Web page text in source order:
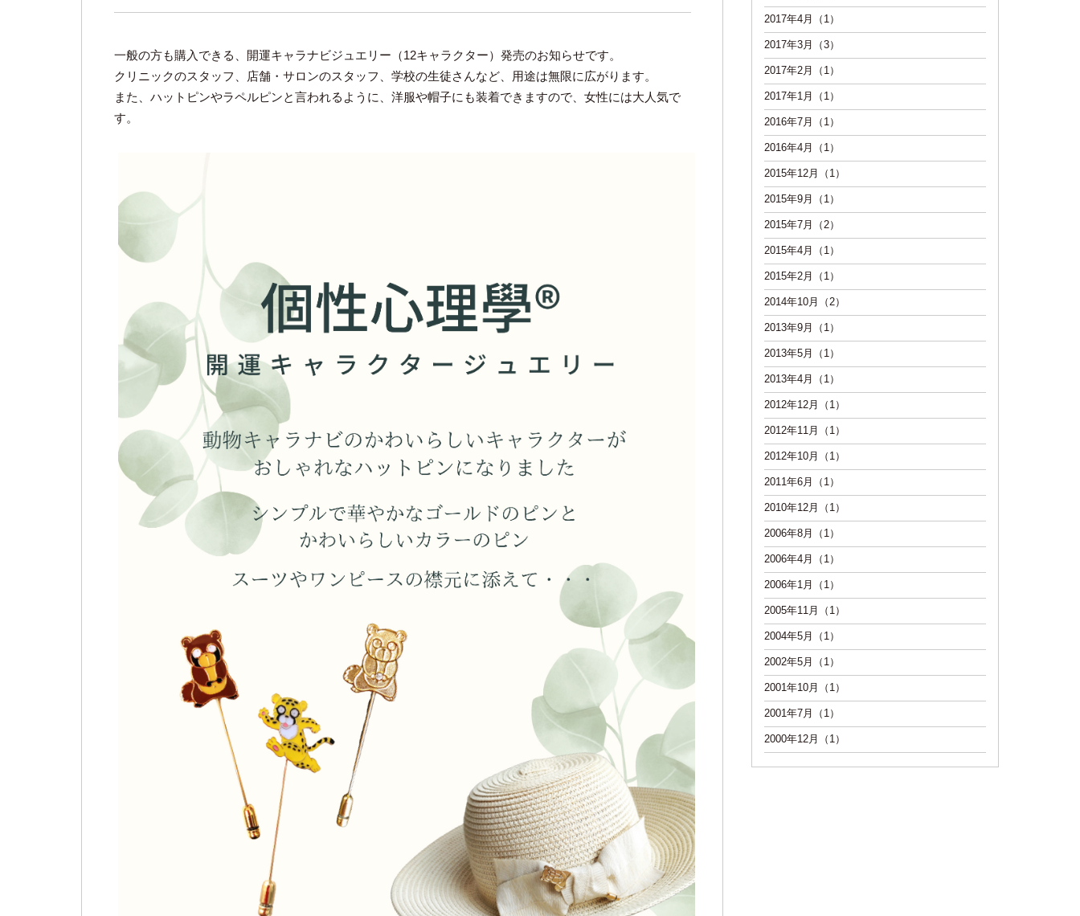
一般の方も購入できる、開運キャラナビジュエリー（12キャラクター）発売のお知らせです。
クリニックのスタッフ、店舗・サロンのスタッフ、学校の生徒さんなど、用途は無限に広がります。
また、ハットピンやラペルピンと言われるように、洋服や帽子にも装着できますので、女性には大人気で
す。
2017年4月（1）
2017年3月（3）
2017年2月（1）
2017年1月（1）
2016年7月（1）
2016年4月（1）
2015年12月（1）
2015年9月（1）
2015年7月（2）
2015年4月（1）
2015年2月（1）
2014年10月（2）
2013年9月（1）
2013年5月（1）
2013年4月（1）
2012年12月（1）
2012年11月（1）
2012年10月（1）
2011年6月（1）
2010年12月（1）
2006年8月（1）
2006年4月（1）
2006年1月（1）
2005年11月（1）
2004年5月（1）
2002年5月（1）
2001年10月（1）
2001年7月（1）
2000年12月（1）